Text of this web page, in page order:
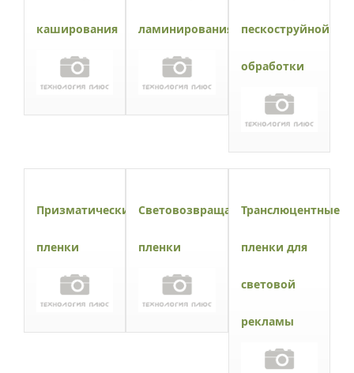
каширования ламинирования пескоструйной
обработки
Призматические
пленки
Световозвращающие
пленки
Транслюцентные
пленки для
световой
рекламы